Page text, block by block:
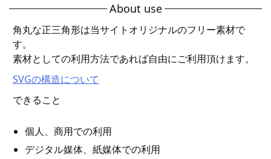
About use
角丸な正三角形は当サイトオリジナルのフリー素材で
す。
素材としての利用方法であれば自由にご利用頂けます。
SVGの構造について
できること
個人、商用での利用
デジタル媒体、紙媒体での利用